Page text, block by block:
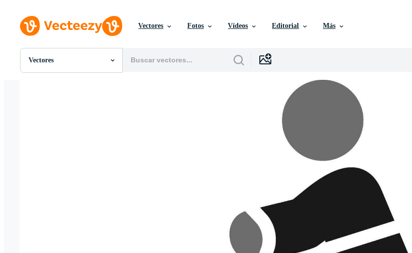
Vectores Fotos Vídeos Editorial Más
Vectores
Todas Imágenes